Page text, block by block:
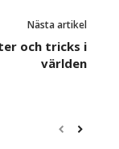
Nästa artikel
och tricks i
världen